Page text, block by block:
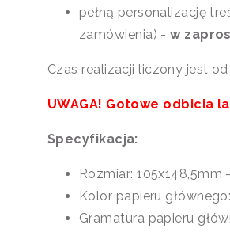
pełną personalizację
zamówienia) -w
Czas realizacji liczony jest
UWAGA! Gotowe odbicia
Specyfikacja:
Rozmiar:
Kolor papieru
Gramatura papieru